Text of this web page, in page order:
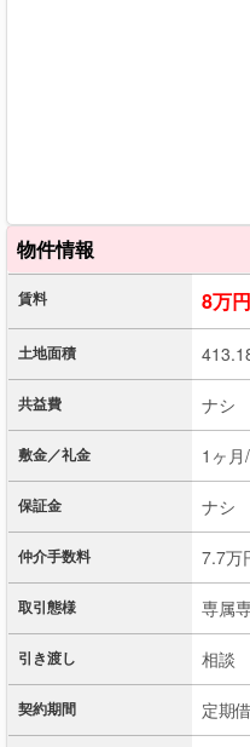
物件情報
賃料 8万円
土地面積
共益費 ナシ
敷金／礼金 1ヶ月
保証金 ナシ
仲介手数料 7.7万
取引態様 専属
引き渡し 相談
契約期間 定期